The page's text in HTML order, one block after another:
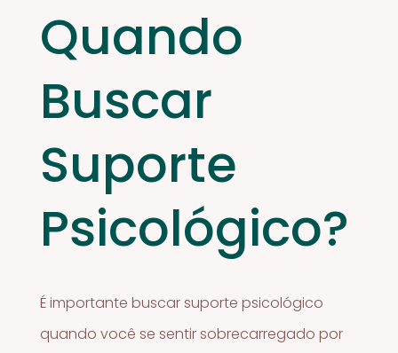
Quando
Buscar
Suporte
Psicológico?
É importante buscar suporte psicológico
quando você se sentir sobrecarregado por